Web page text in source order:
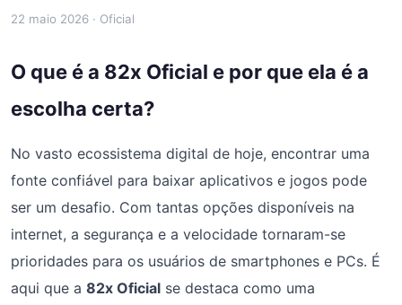
22 maio 2026 · Oficial
O que é a 82x Oficial e por que ela é a
escolha certa?
No vasto ecossistema digital de hoje, encontrar uma
fonte confiável para baixar aplicativos e jogos pode
ser um desafio. Com tantas opções disponíveis na
internet, a segurança e a velocidade tornaram-se
prioridades para os usuários de smartphones e PCs. É
aqui que a 82x Oficial se destaca como uma